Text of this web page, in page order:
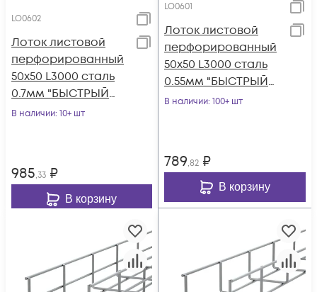
LO0602
Лоток листовой
перфорированный
50х50 L3000 сталь
0.7мм "БЫСТРЫЙ
МОНТАЖ" LP50-50-
В наличии: 10+ шт
985,33 ₽
В корзину
LO0601
Лоток листовой
перфорированный
50х50 L3000 сталь
0.55мм "БЫСТРЫЙ
МОНТАЖ" LP50-50-
В наличии: 100+ шт
789,82 ₽
В корзину